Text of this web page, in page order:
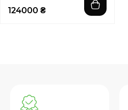
124000 ₴